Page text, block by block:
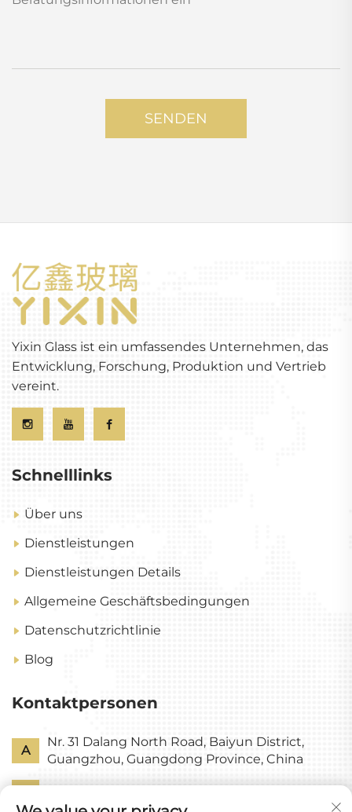
SENDEN
Yixin Glass ist ein umfassendes Unternehmen, das
Entwicklung, Forschung, Produktion und Vertrieb
vereint.
Schnelllinks
Über uns
Dienstleistungen
Dienstleistungen Details
Allgemeine Geschäftsbedingungen
Datenschutzrichtlinie
Blog
Kontaktpersonen
A
Nr. 31 Dalang North Road, Baiyun District,
Guangzhou, Guangdong Province, China